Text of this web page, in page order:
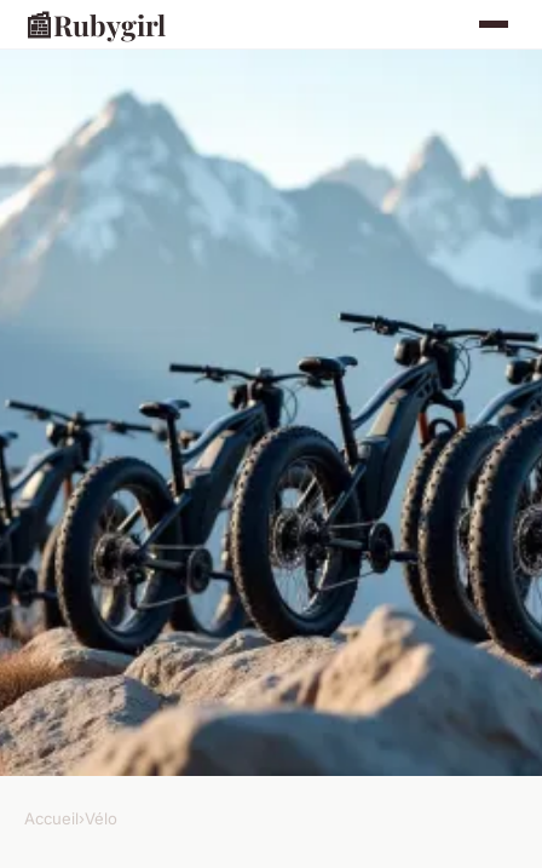
📰Rubygirl
Accueil›Vélo